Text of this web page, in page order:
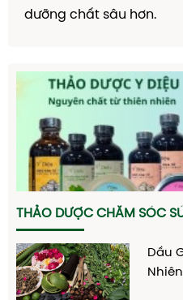
dưỡng chất sâu hơn.
THẢO DƯỢC CHĂM SÓC
Dầu
Nhiên